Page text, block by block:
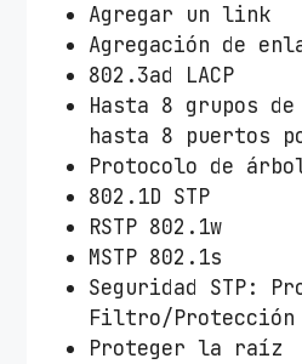
Agregar un link
Agregación de
802.3ad LACP
Hasta 8 grupos
hasta 8 puertos
Protocolo de
802.1D STP
RSTP 802.1w
MSTP 802.1s
Seguridad STP:
Filtro/Protección
Proteger la raíz